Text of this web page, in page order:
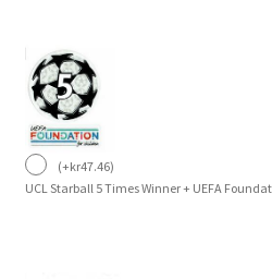
(+kr47.46)
UCL Starball 5 Times Winner + UEFA